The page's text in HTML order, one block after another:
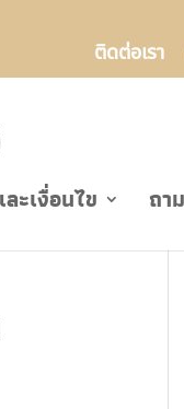
ติดต่อเรา
ะเงื่อนไข ถา